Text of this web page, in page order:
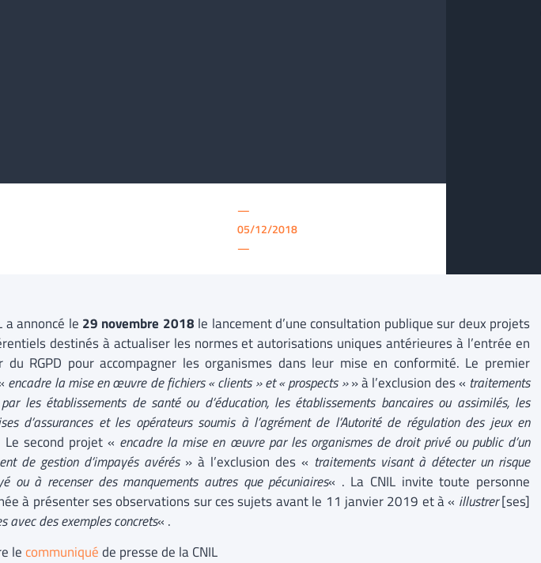
—
05/12/2018
—
a annoncé le 29 novembre 2018 le lancement d’une consultation publique sur deux projets
destinés à actualiser les normes et autorisations uniques antérieures à l’entrée en
du RGPD pour accompagner les organismes dans leur mise en conformité. Le premier
encadre la mise en œuvre de fichiers « clients » et « prospects »» à l’exclusion des « traitements
les établissements de santé ou d’éducation, les établissements bancaires ou assimilés, les
d’assurances et les opérateurs soumis à l’agrément de l’Autorité de régulation des jeux en
Le second projet « encadre la mise en œuvre par les organismes de droit privé ou public d’un
de gestion d’impayés avérés» à l’exclusion des « traitements visant à détecter un risque
ou à recenser des manquements autres que pécuniaires« . La CNIL invite toute personne
à présenter ses observations sur ces sujets avant le 11 janvier 2019 et à « illustrer[ses]
avec des exemples concrets« .
lecommuniquéde presse de la CNIL